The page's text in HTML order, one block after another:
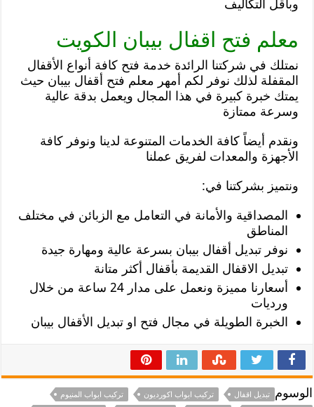
وبأقل التكاليف
معلم فتح اقفال بيبان الكويت
نمتلك في شركتنا الرائدة خدمة فتح كافة أنواع الأقفال
المقفلة لذلك نوفر لكم أمهر معلم فتح أقفال بيبان حيث
يمتك خبرة كبيرة في هذا المجال ويعمل بدقة عالية
وسرعة ممتازة
ونقدم أيضاً كافة الخدمات المتنوعة لدينا ونوفر كافة
الأجهزة والمعدات لفريق عملنا
ونتميز بشركتنا في:
المصداقية والأمانة في التعامل مع الزبائن في مختلف
المناطق
نوفر تبديل أقفال بيبان بسرعة عالية ومهارة جيدة
تبديل الاقفال القديمة بأقفال أكثر متانة
أسعارنا مميزة ونعمل على مدار 24 ساعة من خلال
ورديات
الخبرة الطويلة في مجال فتح او تبديل الأقفال بيبان
الوسوم تبديل اقفال تركيب ابواب اكورديون
تركيب ابواب المنيوم